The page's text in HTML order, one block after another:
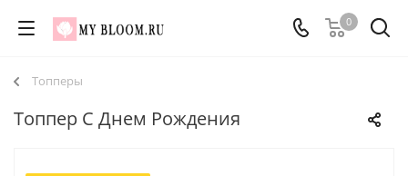
0
Топперы
Топпер С Днем Рождения